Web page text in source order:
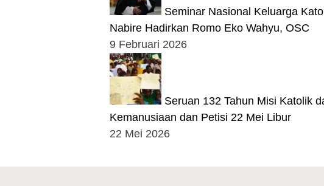
Seminar Nasional Keluarga
Nabire Hadirkan Romo Eko Wahyu, OSC
9 Februari 2026
Seruan 132 Tahun Misi Katolik
Kemanusiaan dan Petisi 22 Mei Libur
22 Mei 2026